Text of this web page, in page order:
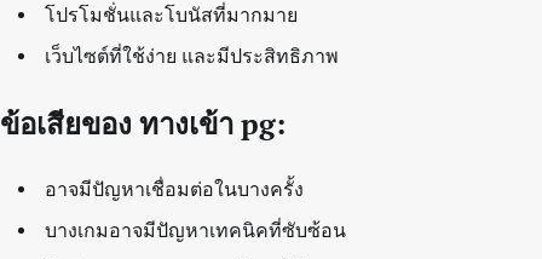
โปรโมชั่นและโบนัสที่มากมาย
เว็บไซต์ที่ใช้ง่าย และมีประสิทธิภาพ
ข้อเสียของ ทางเข้า pg:
อาจมีปัญหาเชื่อมต่อในบางครั้ง
บางเกมอาจมีปัญหาเทคนิคที่ซับซ้อน